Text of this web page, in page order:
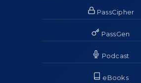
PassCipher
PassGen
Podcast
eBooks